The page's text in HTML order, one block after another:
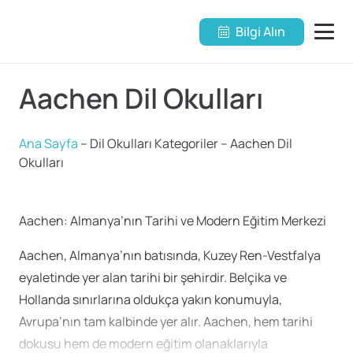
Bilgi Alın
Aachen Dil Okulları
Ana Sayfa – Dil Okulları Kategoriler–Aachen Dil
Okulları
Aachen: Almanya’nın Tarihi ve Modern Eğitim Merkezi
Aachen, Almanya’nın batısında, Kuzey Ren-Vestfalya
eyaletinde yer alan tarihi bir şehirdir. Belçika ve
Hollanda sınırlarına oldukça yakın konumuyla,
Avrupa’nın tam kalbinde yer alır. Aachen, hem tarihi
dokusu hem de modern eğitim olanaklarıyla